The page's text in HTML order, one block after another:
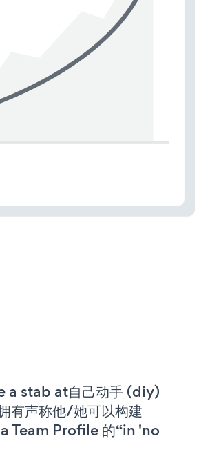
a stab at自己动手 (diy)
有声称他/她可以构建
Team Profile 的“in 'no